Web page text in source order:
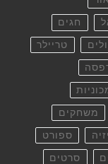
חגים
טריילר
משחקים
ספורט
סרטים